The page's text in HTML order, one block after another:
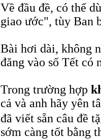
Về đầu đề, có thể
giao ước", tùy Ban
Bài hơi dài, không
đăng vào số Tết có
Trong trường hợp
cả và anh hãy yên
đã viết sẵn câu đề
sớm càng tốt bằng